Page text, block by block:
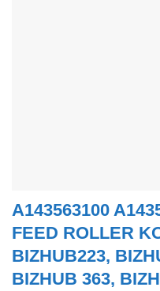
A143563100
FEED ROLLER
BIZHUB223,
BIZHUB 363,